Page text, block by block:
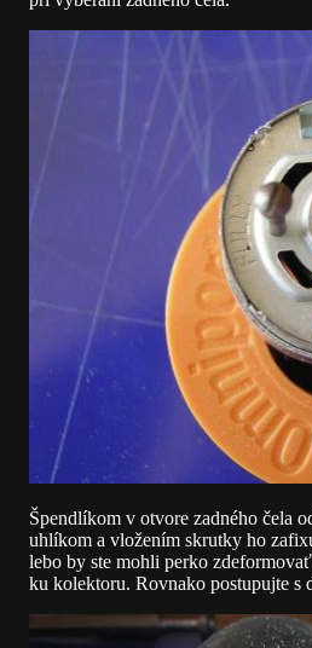
Špendlíkom v otvore zadného čela
uhlíkom a vložením skrutky ho
lebo by ste mohli perko
ku kolektoru. Rovnako postupujte s